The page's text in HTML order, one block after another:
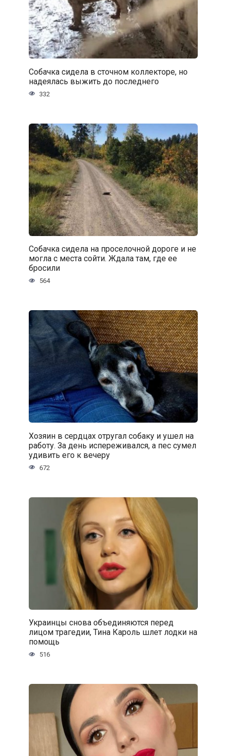
Собачка сидела в сточном коллекторе, но
надеялась выжить до последнего
332
Собачка сидела на проселочной дороге и не
могла с места сойти. Ждала там, где ее
бросили
564
Хозяин в сердцах отругал собаку и ушел на
работу. За день испереживался, а пес сумел
удивить его к вечеру
672
Украинцы снова объединяются перед
лицом трагедии, Тина Кароль шлет лодки на
помощь
516